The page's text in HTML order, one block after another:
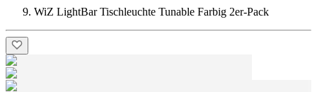
WiZ LightBar Tischleuchte Tunable Farbig 2er-Pack